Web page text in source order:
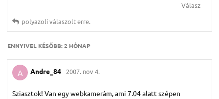
Válasz
polyazoliválaszolt erre.
ENNYIVEL KÉSŐBB:2 HÓNAP
A Andre_84 2007. nov 4.
Sziasztok! Van egy webkamerám, ami 7.04 alatt szépen